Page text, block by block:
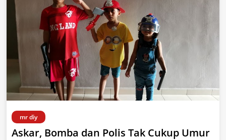
mr diy
Askar, Bomba dan Polis Tak Cukup Umur